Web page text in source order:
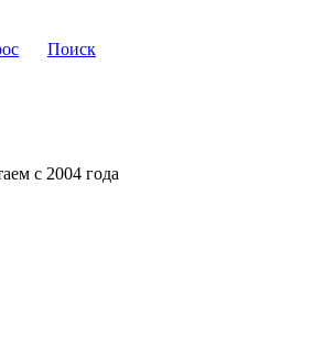
Поиск
с 2004 года